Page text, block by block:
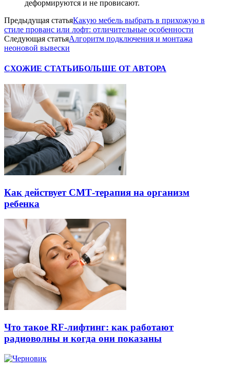
деформируются и не провисают.
Предыдущая статьяКакую мебель выбрать в прихожую в
стиле прованс или лофт: отличительные особенности
Следующая статьяАлгоритм подключения и монтажа
неоновой вывески
СХОЖИЕ СТАТЬИБОЛЬШЕ ОТ АВТОРА
Как действует СМТ-терапия на организм
ребенка
Что такое RF-лифтинг: как работают
радиоволны и когда они показаны